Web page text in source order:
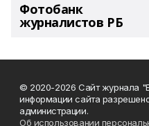
Фотобанк
журналистов РБ
© 2020-2026 Сайт журнала
информации сайта
администрации.
Об использовании